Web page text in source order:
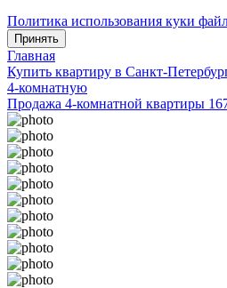
Политика использования куки
Принять
Главная
Купить квартиру в Санкт-
4-комнатную
Продажа 4-комнатной квартиры